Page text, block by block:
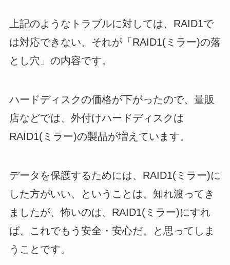
上記のようなトラブルに対しては、RAID1で
は対応できない、それが「RAID1(ミラー)の落
とし穴」の内容です。
ハードディスクの価格が下がったので、量販
店などでは、外付けハードディスクは
RAID1(ミラー)の製品が増えています。
データを保護するためには、RAID1(ミラー)に
した方がいい、ということは、知れ渡ってき
ましたが、怖いのは、RAID1(ミラー)にすれ
ば、これでもう安全・安心だ、と思ってしま
うことです。